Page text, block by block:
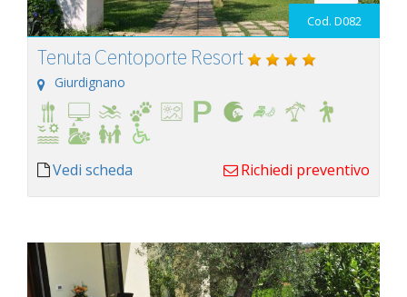
Cod. D082
Tenuta Centoporte Resort
Giurdignano
Vedi scheda Richiedi preventivo